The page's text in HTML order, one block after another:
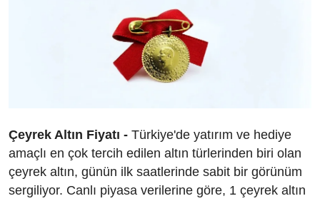
Çeyrek Altın Fiyatı - Türkiye'de yatırım ve hediye
amaçlı en çok tercih edilen altın türlerinden biri olan
çeyrek altın, günün ilk saatlerinde sabit bir görünüm
sergiliyor. Canlı piyasa verilerine göre, 1 çeyrek altın